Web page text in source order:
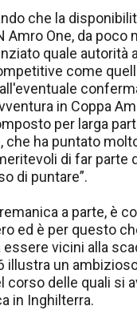
che la
Amro One, da
quale
come
in Coppa
per larga
che ha puntato
di far parte
di puntare”.
a parte, è
ed è per questo
essere vicini alla
illustra un
corso delle quali si
in Inghilterra.